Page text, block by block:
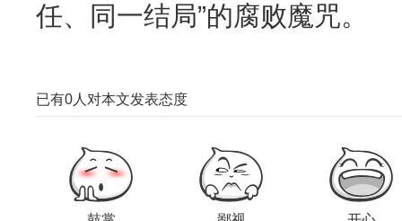
任、同一结局”的腐败魔咒。
已有0 人对本文发表态度